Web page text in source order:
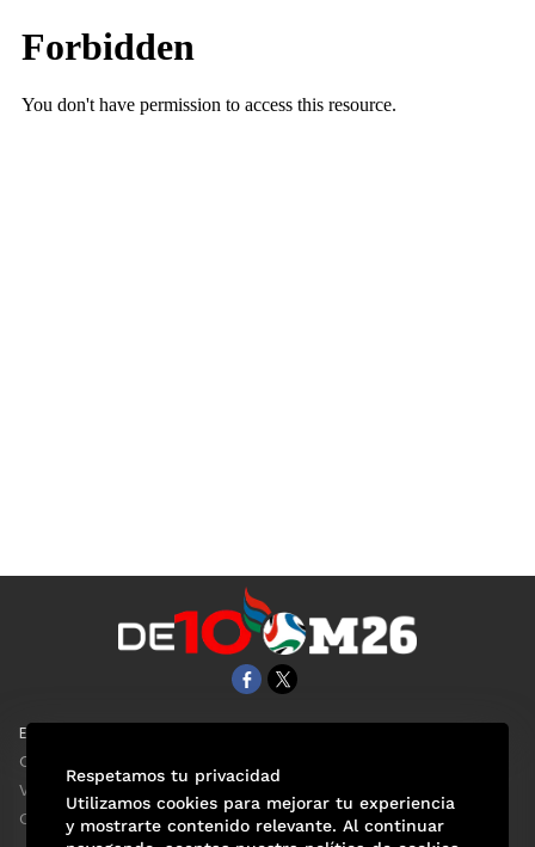
EL UNIVERSAL
Clase
ViveUSA
Confabulario
Respetamos tu privacidad
Utilizamos cookies para mejorar tu experiencia
y mostrarte contenido relevante. Al continuar